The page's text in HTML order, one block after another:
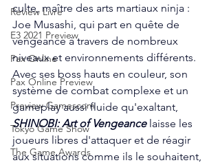
Review Livre
E3 2021 Preview
Pax Online
Pax Online Preview
Preview Gamescom
Tokyo Game Show
The Game Awards
culte, maître des arts martiaux ninja :
Joe Musashi, qui part en quête de
vengeance à travers de nombreux
niveaux et environnements différents.
Avec ses boss hauts en couleur, son
système de combat complexe et un
gameplay aussi fluide qu'exaltant,
SHINOBI: Art of Vengeance laisse les
joueurs libres d'attaquer et de réagir
aux situations comme ils le souhaitent,